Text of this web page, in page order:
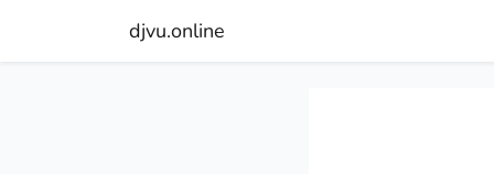
djvu.online